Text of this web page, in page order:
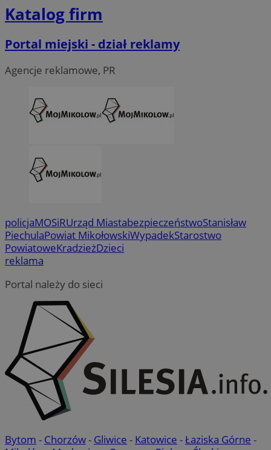
Katalog firm
Portal miejski - dział reklamy
Agencje reklamowe, PR
policjaMOSiRUrząd MiastabezpieczeństwoStanisław
PiechulaPowiat MikołowskiWypadekStarostwo
PowiatoweKradzieżDzieci
reklama
Portal należy do sieci
Bytom - Chorzów- Gliwice - Katowice -Łaziska Górne -